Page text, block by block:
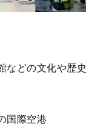
などの文化や歴
国際空港